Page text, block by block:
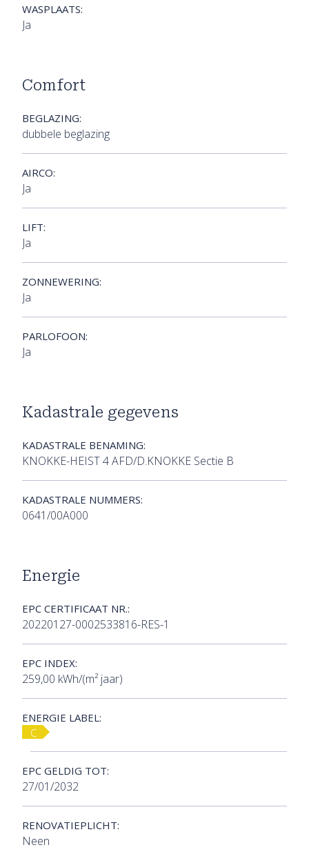
WASPLAATS:
Ja
Comfort
BEGLAZING:
dubbele beglazing
AIRCO:
Ja
LIFT:
Ja
ZONNEWERING:
Ja
PARLOFOON:
Ja
Kadastrale gegevens
KADASTRALE BENAMING:
KNOKKE-HEIST 4 AFD/D.KNOKKE Sectie B
KADASTRALE NUMMERS:
0641/00A000
Energie
EPC CERTIFICAAT NR.:
20220127-0002533816-RES-1
EPC INDEX:
259,00 kWh/(m² jaar)
ENERGIE LABEL:
C
EPC GELDIG TOT:
27/01/2032
RENOVATIEPLICHT:
Neen